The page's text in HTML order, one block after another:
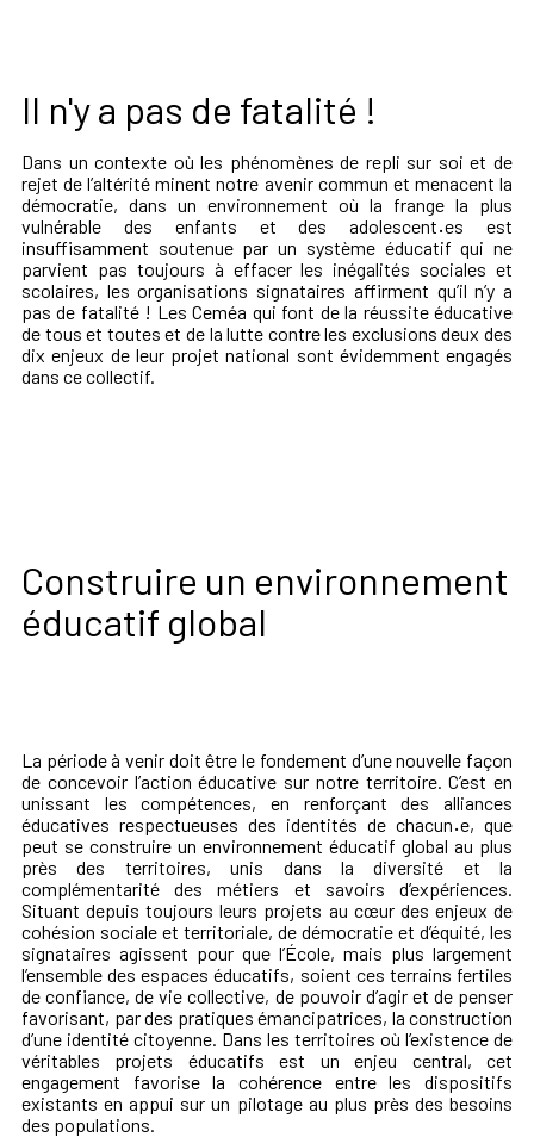
Il n'y a pas de fatalité !
Dans un contexte où les phénomènes de repli sur soi et de
rejet de l’altérité minent notre avenir commun et menacent la
démocratie, dans un environnement où la frange la plus
vulnérable des enfants et des adolescent·es est
insuffisamment soutenue par un système éducatif qui ne
parvient pas toujours à effacer les inégalités sociales et
scolaires, les organisations signataires affirment qu’il n’y a
pas de fatalité ! Les Ceméa qui font de la réussite éducative
de tous et toutes et de la lutte contre les exclusions deux des
dix enjeux de leur projet national sont évidemment engagés
dans ce collectif.
Construire un environnement
éducatif global
La période à venir doit être le fondement d’une nouvelle façon
de concevoir l’action éducative sur notre territoire. C’est en
unissant les compétences, en renforçant des alliances
éducatives respectueuses des identités de chacun·e, que
peut se construire un environnement éducatif global au plus
près des territoires, unis dans la diversité et la
complémentarité des métiers et savoirs d’expériences.
Situant depuis toujours leurs projets au cœur des enjeux de
cohésion sociale et territoriale, de démocratie et d’équité, les
signataires agissent pour que l’École, mais plus largement
l’ensemble des espaces éducatifs, soient ces terrains fertiles
de confiance, de vie collective, de pouvoir d’agir et de penser
favorisant, par des pratiques émancipatrices, la construction
d’une identité citoyenne. Dans les territoires où l’existence de
véritables projets éducatifs est un enjeu central, cet
engagement favorise la cohérence entre les dispositifs
existants en appui sur un pilotage au plus près des besoins
des populations.